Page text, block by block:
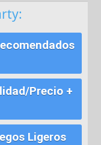
Precio +
Ligeros